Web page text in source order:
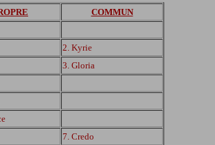
COMMUN
2. Kyrie
3. Gloria
7. Credo